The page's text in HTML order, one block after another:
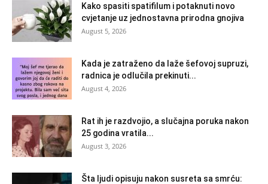
Kako spasiti spatifilum i potaknuti novo
cvjetanje uz jednostavna prirodna gnojiva
August 5, 2026
Kada je zatraženo da laže šefovoj supruzi,
radnica je odlučila prekinuti...
August 4, 2026
Rat ih je razdvojio, a slučajna poruka nakon
25 godina vratila...
August 3, 2026
Šta ljudi opisuju nakon susreta sa smrću: